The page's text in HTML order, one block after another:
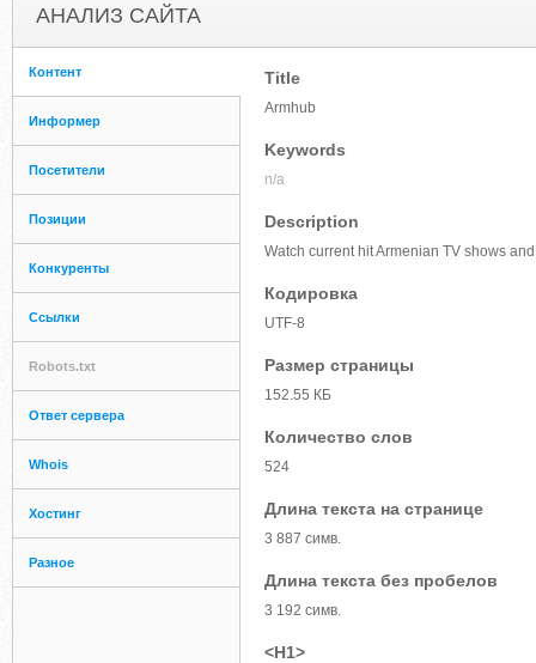
АНАЛИЗ САЙТА
Контент
Информер
Посетители
Позиции
Конкуренты
Ссылки
Robots.txt
Ответ сервера
Whois
Хостинг
Разное
Title
Armhub
Keywords
n/a
Description
Watch current hit Armenian TV shows
Кодировка
UTF-8
Размер страницы
152.55 КБ
Количество слов
524
Длина текста на странице
3 887 симв.
Длина текста без пробелов
3 192 симв.
<H1>